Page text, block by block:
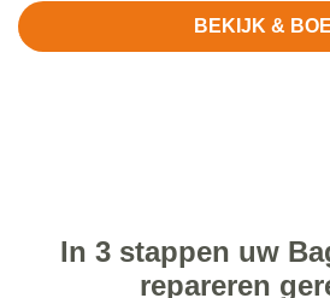
BEKIJK &
In 3 stappen uw
repareren